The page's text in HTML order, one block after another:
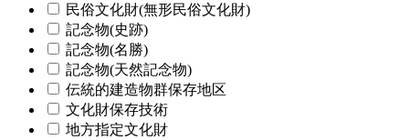
民俗文化財(無形民俗文化財)
記念物(史跡)
記念物(名勝)
記念物(天然記念物)
伝統的建造物群保存地区
文化財保存技術
地方指定文化財